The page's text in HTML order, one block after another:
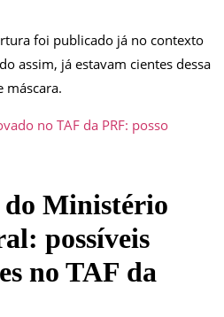
foi publicado já no contexto
assim, já estavam cientes dessa
máscara.
no TAF da PRF: posso
do Ministério
possíveis
no TAF da